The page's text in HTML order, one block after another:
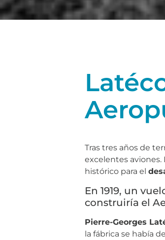
Tras tres años de
excelentes aviones.
histórico para el
En 1919, un
construiría el
Pierre-Georges
la fábrica se había